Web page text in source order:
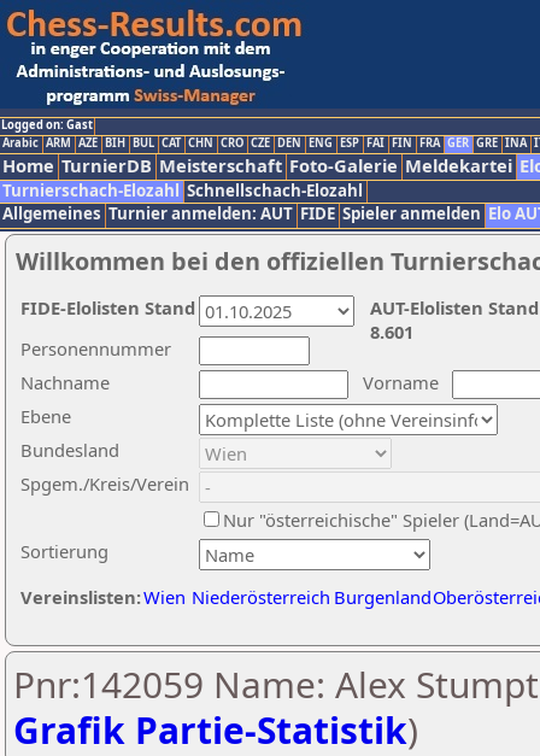
Logged on: Gast
Arabic ARM AZE BIH BUL CAT CHN CRO CZE DEN ENG ESP FAI FIN FRA GER GRE INA
Home TurnierDB Meisterschaft Foto-Galerie Meldekartei
Turnierschach-Elozahl Schnellschach-Elozahl
Allgemeines Turnier anmelden: AUT FIDE Spieler anmelden Elo
Willkommen bei den offiziellen
Nachname
Vorname
Ebene
Sortierung
Personennummer
Bundesland
Spgem./Kreis/Verein
Nur "österreichische" Spieler
Vereinslisten:Wien Niederösterreich Burgenland
AUT-Elolisten
8.601
FIDE-Elolisten Stand
Pnr:142059 Name: Alex
Grafik Partie-Statistik)